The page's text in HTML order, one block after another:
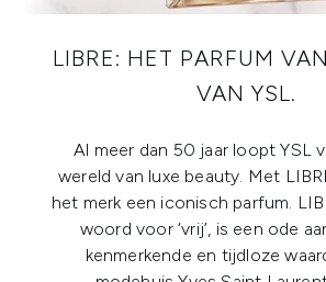
LIBRE: HET PARFUM
VAN YSL.
Al meer dan 50 jaar loopt YSL
wereld van luxe beauty. Met
het merk een iconisch parfum.
woord voor ‘vrij’, is een ode
kenmerkende en tijdloze